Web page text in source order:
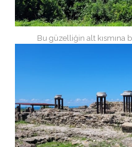
Bu güzelliğin alt kısmına